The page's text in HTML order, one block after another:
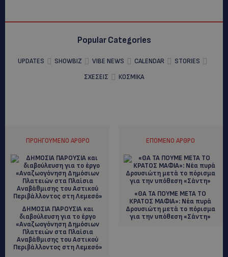
Popular Categories
UPDATES SHOWBIZ VIBE NEWS CALENDAR
STORIES
ΣΧΕΣΕΙΣ
ΚΟΣΜΙΚΑ
ΠΡΟΗΓΟΎΜΕΝΟ ΆΡΘΡΟ
ΔΗΜΟΣΙΑ ΠΑΡΟΥΣΙΑ και
διαβούλευση για το έργο
«Αναζωογόνηση Δημόσιων
Πλατειών στα Πλαίσια
Αναβάθμισης του Αστικού
Περιβάλλοντος στη Λεμεσό»
ΕΠΌΜΕΝΟ ΆΡΘΡΟ
«ΘΑ ΤΑ ΠΟΥΜΕ ΜΕΤΑ ΤΟ
ΚΡΑΤΟΣ ΜΑΦΙΑ»: Νέα πυρά
Δρουσιώτη μετά το πόρισμα
για την υπόθεση «Σάντη»